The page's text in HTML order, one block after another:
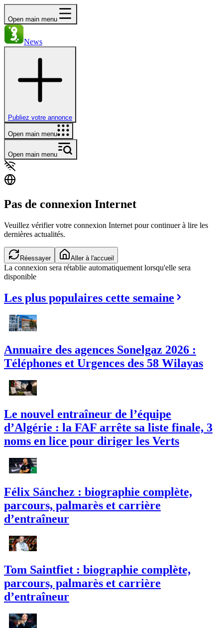
Open main menu
News
Publiez votre annonce
Open main menu
Open main menu
Pas de connexion Internet
Veuillez vérifier votre connexion Internet pour continuer à lire les
dernières actualités.
Réessayer Aller à l'accueil
La connexion sera rétablie automatiquement lorsqu'elle sera
disponible
Les plus populaires cette semaine
Annuaire des agences Sonelgaz 2026 :
Téléphones et Urgences des 58 Wilayas
Le nouvel entraîneur de l’équipe
d’Algérie : la FAF arrête sa liste finale, 3
noms en lice pour diriger les Verts
Félix Sánchez : biographie complète,
parcours, palmarès et carrière
d’entraîneur
Tom Saintfiet : biographie complète,
parcours, palmarès et carrière
d’entraîneur